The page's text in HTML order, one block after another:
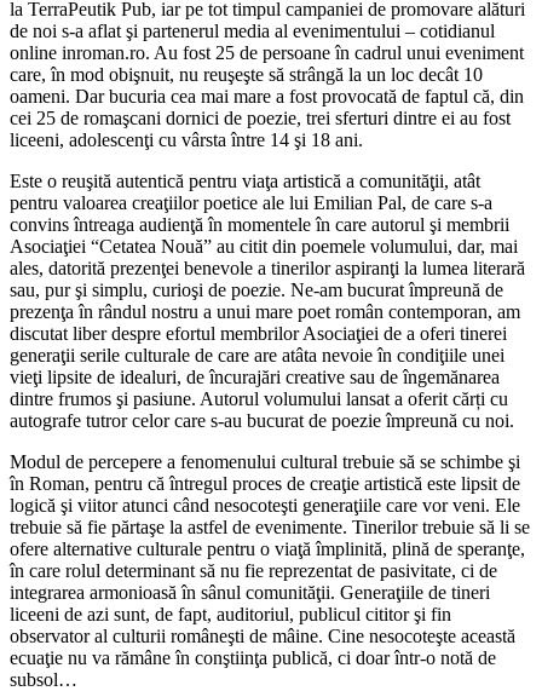
la TerraPeutik Pub, iar pe tot timpul campaniei de promovare alături
de noi s-a aflat şi partenerul media al evenimentului – cotidianul
online inroman.ro. Au fost 25 de persoane în cadrul unui eveniment
care, în mod obişnuit, nu reuşeşte să strângă la un loc decât 10
oameni. Dar bucuria cea mai mare a fost provocată de faptul că, din
cei 25 de romaşcani dornici de poezie, trei sferturi dintre ei au fost
liceeni, adolescenţi cu vârsta între 14 şi 18 ani.
Este o reuşită autentică pentru viaţa artistică a comunităţii, atât
pentru valoarea creaţiilor poetice ale lui Emilian Pal, de care s-a
convins întreaga audienţă în momentele în care autorul şi membrii
Asociaţiei “Cetatea Nouă” au citit din poemele volumului, dar, mai
ales, datorită prezenţei benevole a tinerilor aspiranţi la lumea literară
sau, pur şi simplu, curioşi de poezie. Ne-am bucurat împreună de
prezenţa în rândul nostru a unui mare poet român contemporan, am
discutat liber despre efortul membrilor Asociaţiei de a oferi tinerei
generaţii serile culturale de care are atâta nevoie în condiţiile unei
vieţi lipsite de idealuri, de încurajări creative sau de îngemănarea
dintre frumos şi pasiune. Autorul volumului lansat a oferit cărți cu
autografe tutror celor care s-au bucurat de poezie împreună cu noi.
Modul de percepere a fenomenului cultural trebuie să se schimbe şi
în Roman, pentru că întregul proces de creaţie artistică este lipsit de
logică şi viitor atunci când nesocoteşti generaţiile care vor veni. Ele
trebuie să fie părtaşe la astfel de evenimente. Tinerilor trebuie să li se
ofere alternative culturale pentru o viaţă împlinită, plină de speranţe,
în care rolul determinant să nu fie reprezentat de pasivitate, ci de
integrarea armonioasă în sânul comunităţii. Generaţiile de tineri
liceeni de azi sunt, de fapt, auditoriul, publicul cititor şi fin
observator al culturii româneşti de mâine. Cine nesocoteşte această
ecuaţie nu va rămâne în conştiinţa publică, ci doar într-o notă de
subsol…